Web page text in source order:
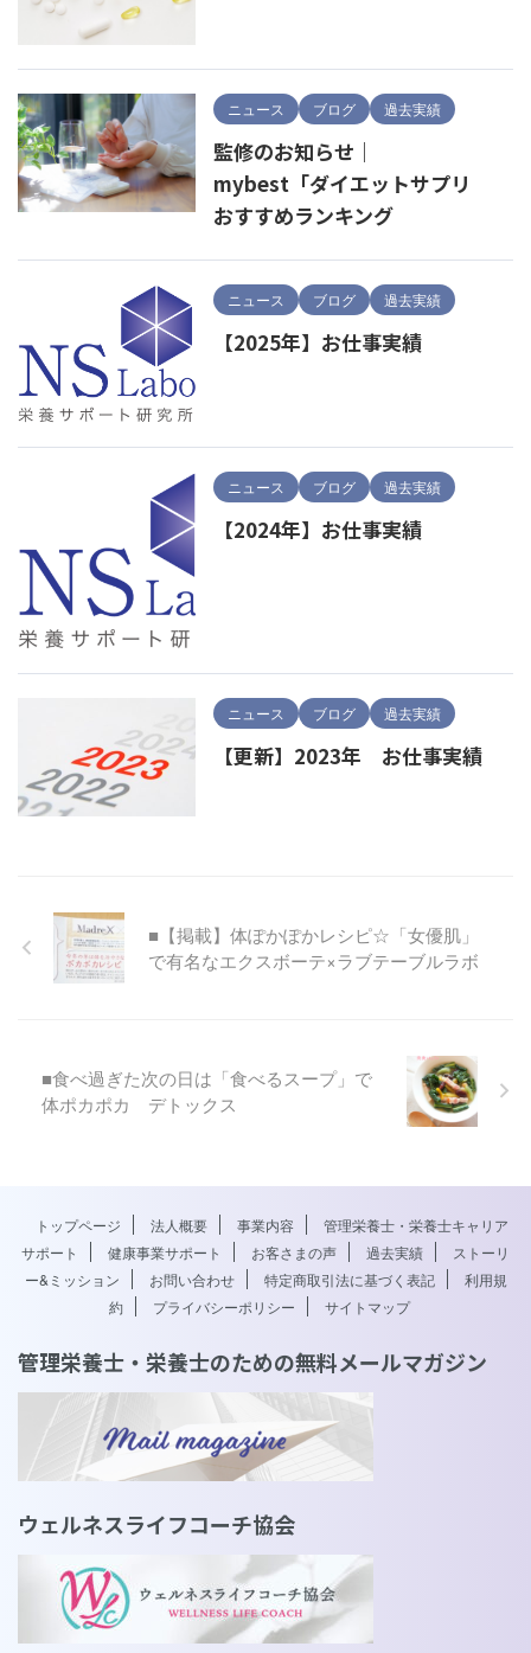
ニュース ブログ 過去実績
監修のお知らせ｜
mybest「ダイエットサプリ
おすすめランキング
ニュース ブログ 過去実績
【2025年】お仕事実績
ニュース ブログ 過去実績
【2024年】お仕事実績
ニュース ブログ 過去実績
【更新】2023年 お仕事実績
■【掲載】体ぽかぽかレシピ☆「女優肌」
で有名なエクスボーテ×ラブテーブルラボ
■食べ過ぎた次の日は「食べるスープ」で
体ポカポカ デトックス
トップページ 法人概要 事業内容
管理栄養士・栄養士キャリア
サポート
健康事業サポート お客さまの声 過去実績
ストーリ
ー&ミッション
お問い合わせ 特定商取引法に基づく表記
利用規
約
プライバシーポリシー サイトマップ
管理栄養士・栄養士のための無料メールマガジン
ウェルネスライフコーチ協会